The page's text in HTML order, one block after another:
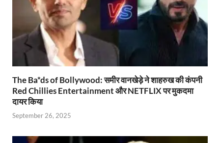
The Ba*ds of Bollywood: समीर वानखेड़े ने शाहरुख की कंपनी
Red Chillies Entertainment और NETFLIX पर मुकदमा
दायर किया
September 26, 2025